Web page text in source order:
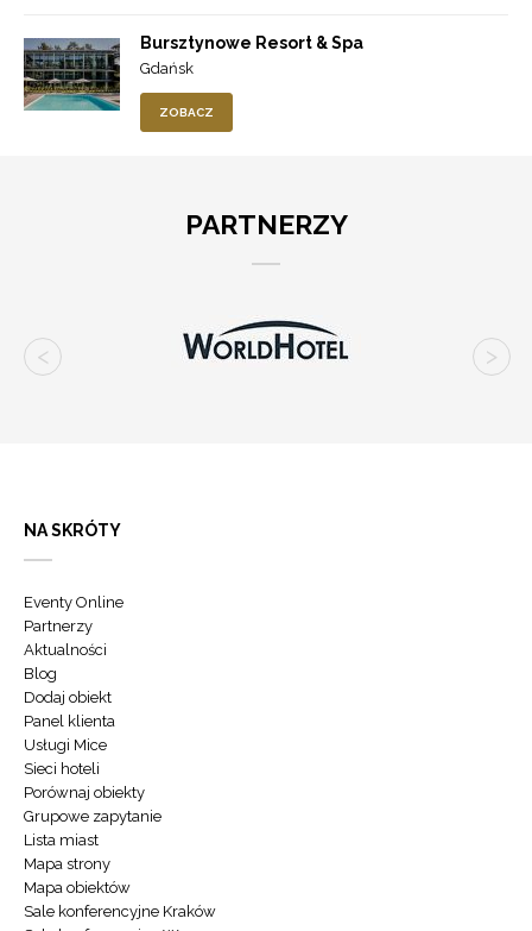
Bursztynowe Resort & Spa
Gdańsk
ZOBACZ
PARTNERZY
NA SKRÓTY
Eventy Online
Partnerzy
Aktualności
Blog
Dodaj obiekt
Panel klienta
Usługi Mice
Sieci hoteli
Porównaj obiekty
Grupowe zapytanie
Lista miast
Mapa strony
Mapa obiektów
Sale konferencyjne Kraków